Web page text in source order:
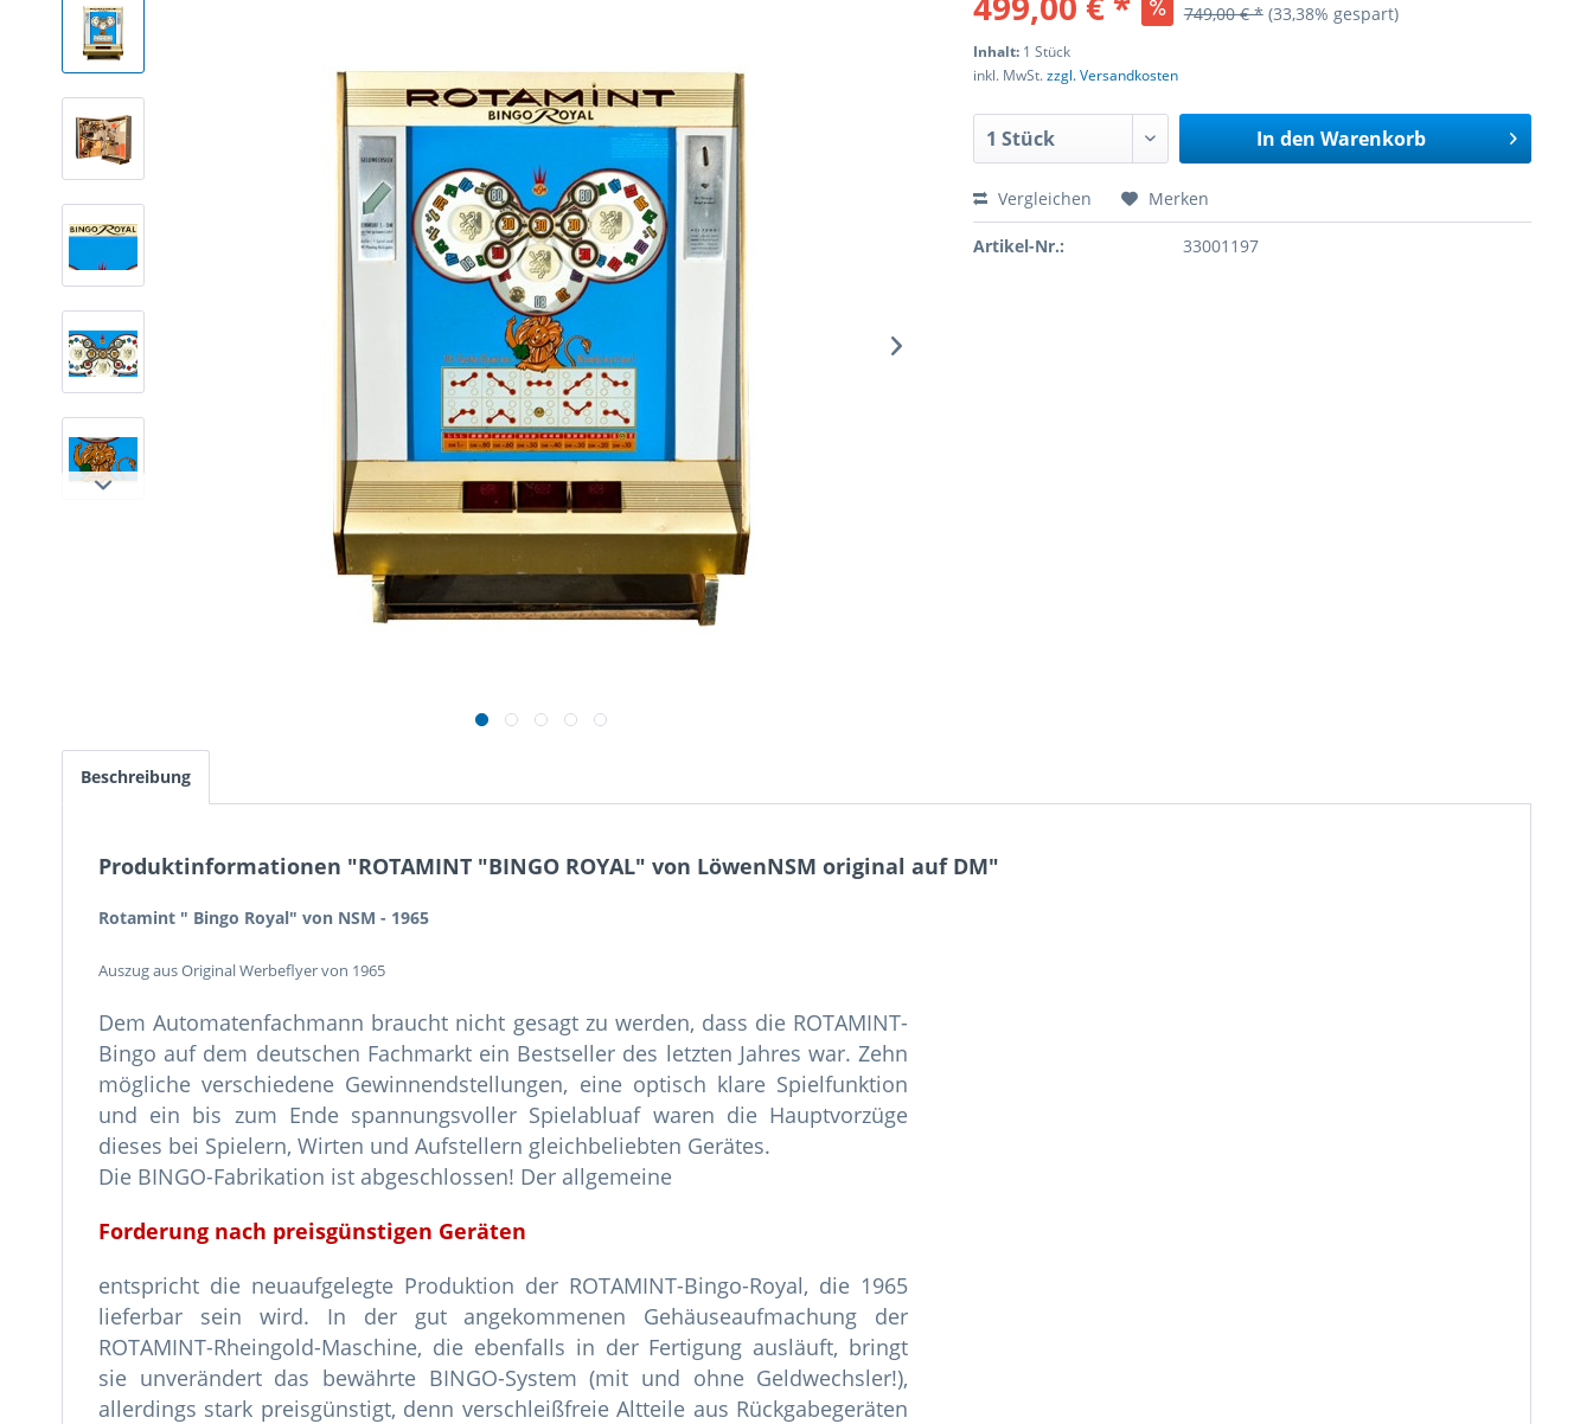
749,00 € * (33,38% gespart)
Inhalt: 1 Stück
inkl. MwSt.zzgl. Versandkosten
In den Warenkorb
Vergleichen Merken
Artikel-Nr.: 33001197
Beschreibung
Produktinformationen "ROTAMINT "BINGO ROYAL" von LöwenNSM original auf DM"
Rotamint " Bingo Royal" von NSM - 1965
Auszug aus Original Werbeflyer von 1965
Dem Automatenfachmann braucht nicht gesagt zu werden, dass die ROTAMINT-
Bingo auf dem deutschen Fachmarkt ein Bestseller des letzten Jahres war. Zehn
mögliche verschiedene Gewinnendstellungen, eine optisch klare Spielfunktion
und ein bis zum Ende spannungsvoller Spielabluaf waren die Hauptvorzüge
dieses bei Spielern, Wirten und Aufstellern gleichbeliebten Gerätes.
Die BINGO-Fabrikation ist abgeschlossen! Der allgemeine
Forderung nach preisgünstigen Geräten
entspricht die neuaufgelegte Produktion der ROTAMINT-Bingo-Royal, die 1965
lieferbar sein wird. In der gut angekommenen Gehäuseaufmachung der
ROTAMINT-Rheingold-Maschine, die ebenfalls in der Fertigung ausläuft, bringt
sie unverändert das bewährte BINGO-System (mit und ohne Geldwechsler!),
allerdings stark preisgünstigt, denn verschleißfreie Altteile aus Rückgabegeräten